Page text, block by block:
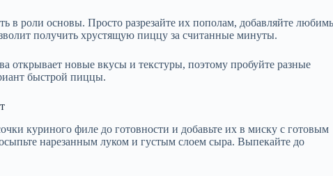
в роли основы. Просто разрезайте их пополам, добавляйте
получить хрустящую пиццу за считанные минуты.
открывает новые вкусы и текстуры, поэтому пробуйте разные
быстрой пиццы.
куриного филе до готовности и добавьте их в миску с готовым
нарезанным луком и густым слоем сыра. Выпекайте до